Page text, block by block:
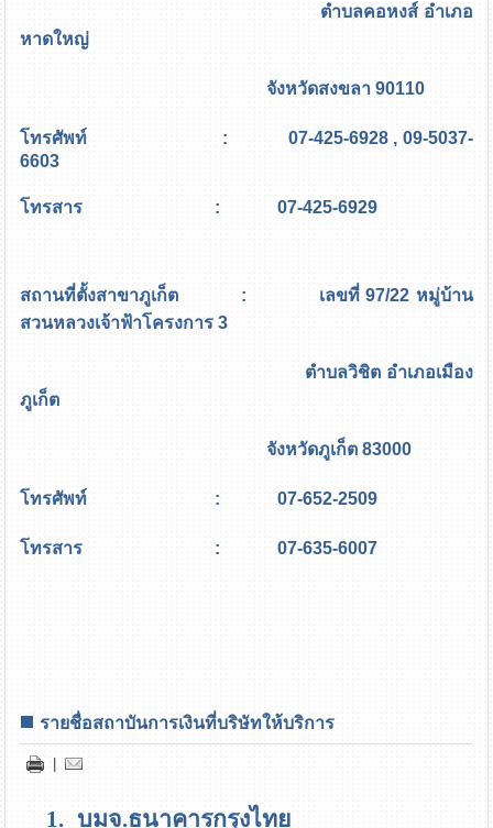
ตำบลคอหงส์ อำเภอ
หาดใหญ่
จังหวัดสงขลา 90110
โทรศัพท์ : 07-425-6928 , 09-5037-
6603
โทรสาร : 07-425-6929
สถานที่ตั้งสาขาภูเก็ต : เลขที่ 97/22 หมู่บ้าน
สวนหลวงเจ้าฟ้าโครงการ 3
ตำบลวิชิต อำเภอเมือง
ภูเก็ต
จังหวัดภูเก็ต 83000
โทรศัพท์ : 07-652-2509
โทรสาร : 07-635-6007
รายชื่อสถาบันการเงินที่บริษัทให้บริการ
|
1. บมจ.ธนาคารกรุงไทย